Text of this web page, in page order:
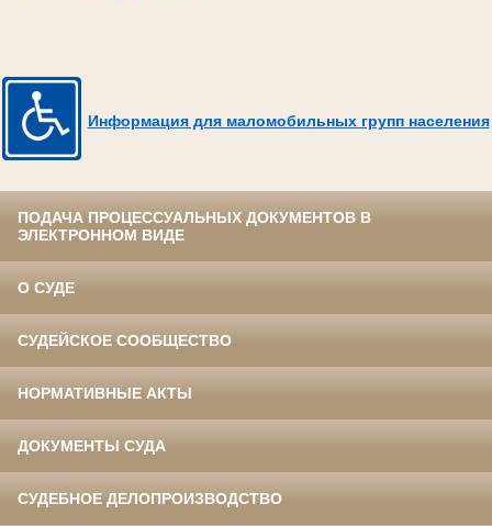
Информация для маломобильных групп населения
ПОДАЧА ПРОЦЕССУАЛЬНЫХ ДОКУМЕНТОВ В
ЭЛЕКТРОННОМ ВИДЕ
О СУДЕ
СУДЕЙСКОЕ СООБЩЕСТВО
НОРМАТИВНЫЕ АКТЫ
ДОКУМЕНТЫ СУДА
СУДЕБНОЕ ДЕЛОПРОИЗВОДСТВО